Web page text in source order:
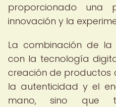
proporcionado una
innovación y la
La combinación de
con la tecnología
creación de productos
la autenticidad y el
mano, sino que